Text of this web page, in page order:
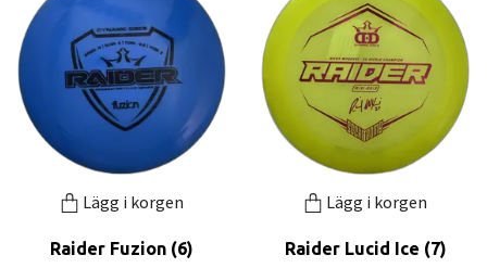
Lägg i korgen
Raider Fuzion (6)
Lägg i korgen
Raider Lucid Ice (7)